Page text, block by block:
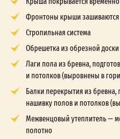
Фронтоны крыши зашиваются
Стропильная система
Обрешетка из обрезной доски
Лаги пола из бревна,
и потолков (выровнены в
Балки перекрытия из бревна,
нашивку полов и потолков
Межвенцовый утеплитель —
полотно